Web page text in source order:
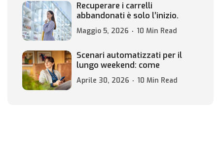
Recuperare i carrelli
abbandonati è solo l’inizio.
Maggio 5, 2026 10 Min Read
Scenari automatizzati per il
lungo weekend: come
Aprile 30, 2026 10 Min Read